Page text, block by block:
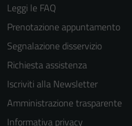
Leggi le FAQ
Prenotazione appuntamento
Segnalazione disservizio
Richiesta assistenza
Iscriviti alla Newsletter
Amministrazione trasparente
Informativa privacy